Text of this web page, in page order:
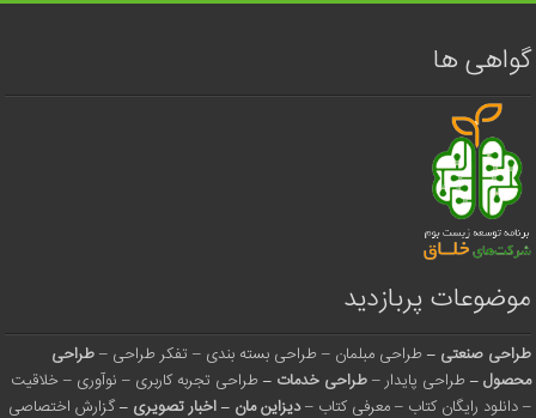
گواهی ها
موضوعات پربازدید
طراحی صنعتی – طراحی مبلمان – طراحی بسته بندی – تفکر طراحی –طراحی
محصول– طراحی پایدار–طراحی خدمات – طراحی تجربه کاربری – نوآوری –خلاقیت
–دانلود رایگان کتاب –معرفی کتاب –دیزاین مان –اخبار تصویری –گزارش اختصاصی